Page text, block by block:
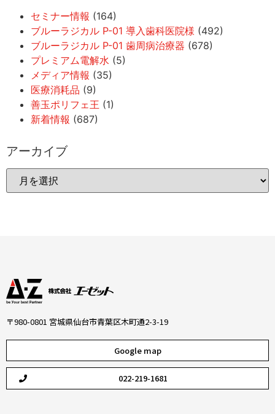
セミナー情報 (164)
ブルーラジカル P-01 導入歯科医院様 (492)
ブルーラジカル P-01 歯周病治療器 (678)
プレミアム電解水 (5)
メディア情報 (35)
医療消耗品 (9)
善玉ポリフェ王 (1)
新着情報 (687)
アーカイブ
〒980-0801 宮城県仙台市青葉区木町通2-3-19
Google map
022-219-1681